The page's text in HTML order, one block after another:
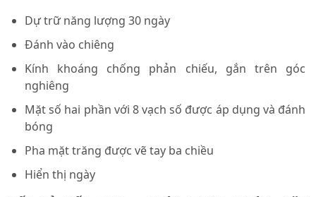
Dự trữ năng lượng 30 ngày
Đánh vào chiêng
Kính khoáng chống phản chiếu, gắn trên góc
nghiêng
Mặt số hai phần với 8 vạch số được áp dụng và đánh
bóng
Pha mặt trăng được vẽ tay ba chiều
Hiển thị ngày